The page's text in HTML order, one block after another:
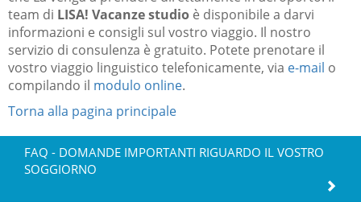
team di LISA! Vacanze studio è disponibile a darvi
informazioni e consigli sul vostro viaggio. Il nostro
servizio di consulenza è gratuito. Potete prenotare il
vostro viaggio linguistico telefonicamente, via e-mail o
compilando il modulo online.
Torna alla pagina principale
FAQ - DOMANDE IMPORTANTI RIGUARDO IL VOSTRO
SOGGIORNO